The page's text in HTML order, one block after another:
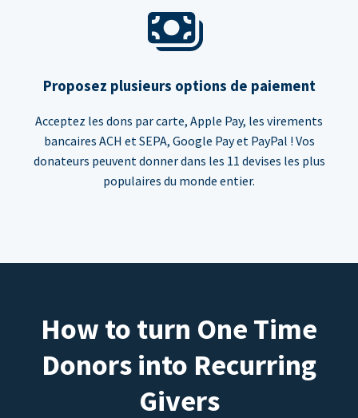
Proposez plusieurs options de paiement
Acceptez les dons par carte, Apple Pay, les virements
bancaires ACH et SEPA, Google Pay et PayPal ! Vos
donateurs peuvent donner dans les 11 devises les plus
populaires du monde entier.
How to turn One Time
Donors into Recurring
Givers